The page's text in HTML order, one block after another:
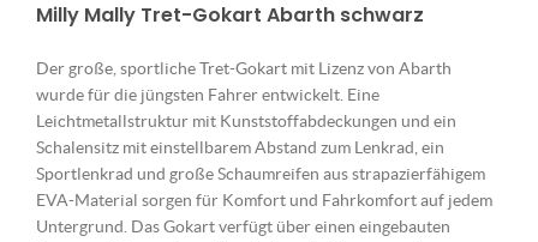
Milly Mally Tret-Gokart Abarth schwarz
Der große, sportliche Tret-Gokart mit Lizenz von Abarth
wurde für die jüngsten Fahrer entwickelt. Eine
Leichtmetallstruktur mit Kunststoffabdeckungen und ein
Schalensitz mit einstellbarem Abstand zum Lenkrad, ein
Sportlenkrad und große Schaumreifen aus strapazierfähigem
EVA-Material sorgen für Komfort und Fahrkomfort auf jedem
Untergrund. Das Gokart verfügt über einen eingebauten